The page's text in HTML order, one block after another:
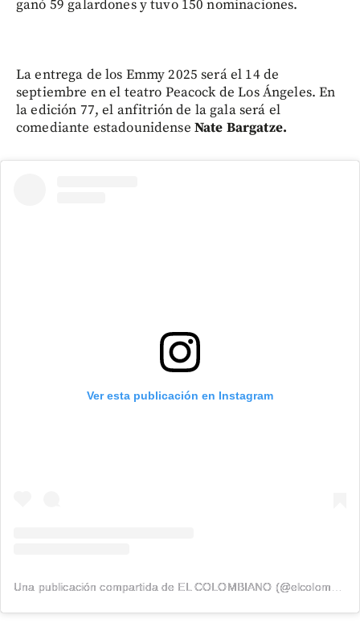
ganó 59 galardones y tuvo 150 nominaciones.
La entrega de los Emmy 2025 será el 14 de
septiembre en el teatro Peacock de Los Ángeles. En
la edición 77, el anfitrión de la gala será el
comediante estadounidense Nate Bargatze.
Ver esta publicación en Instagram